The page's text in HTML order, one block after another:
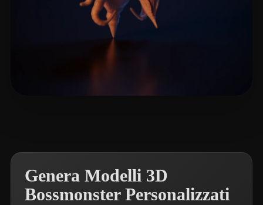
Genera Modelli 3D
Bossmonster Personalizzati